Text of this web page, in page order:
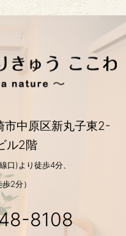
中原区新丸子東2-
ル2階
口)より徒歩4分、
2分）
8108